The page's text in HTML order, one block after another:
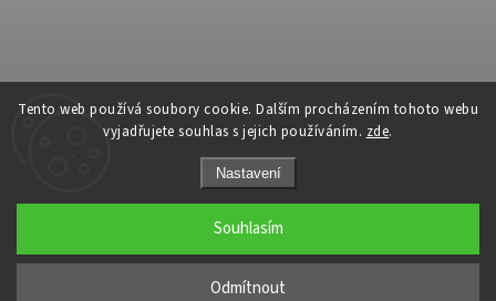
Tento web používá soubory cookie. Dalším procházením tohoto webu
vyjadřujete souhlas s jejich používáním. zde.
Nastavení
Odmítnout
Souhlasím
Cykloport. Všechna práva vyhrazena.
Upravit nastavení cookies